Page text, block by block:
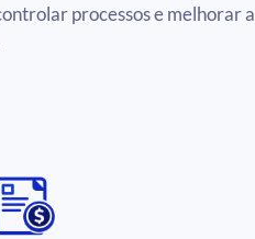
processos e melhorar a